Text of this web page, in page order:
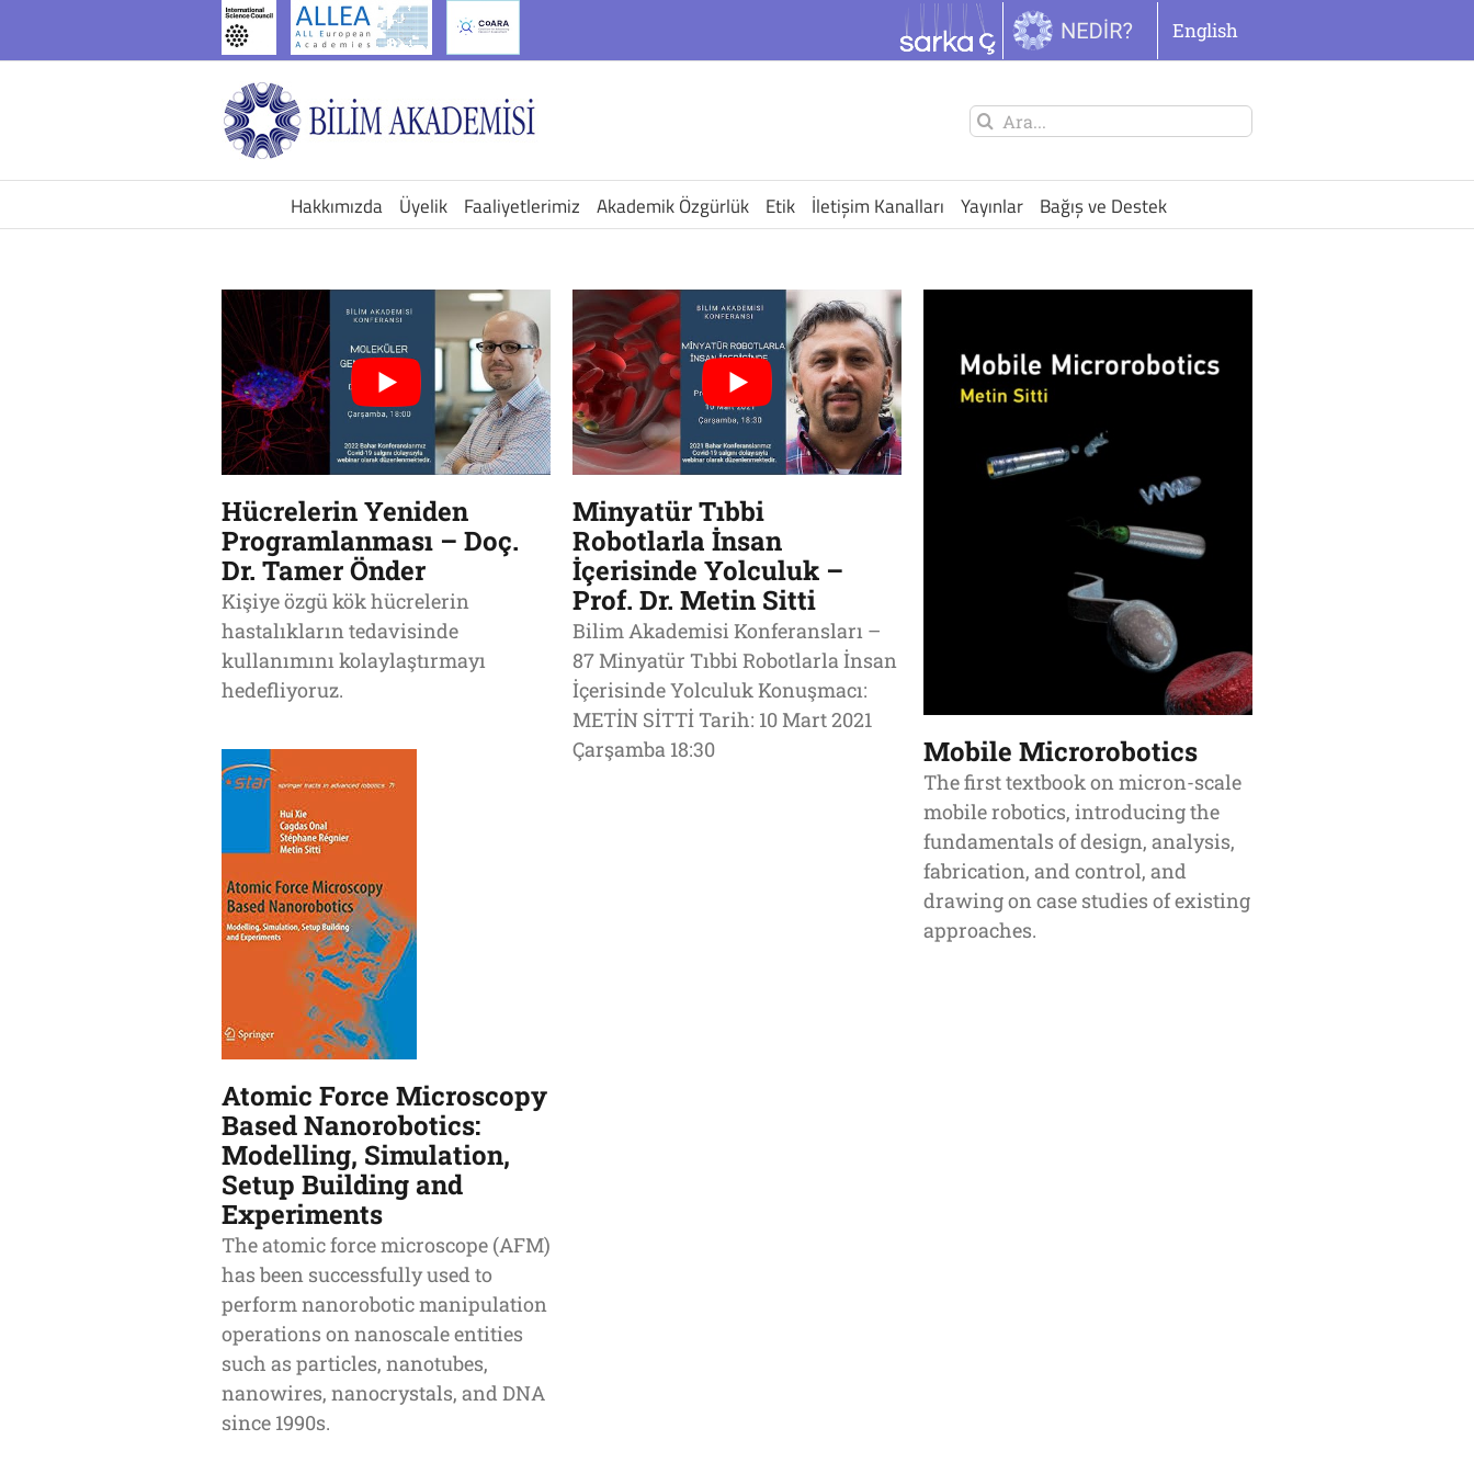
English
Şunu
Hakkımızda Üyelik Faaliyetlerimiz Akademik Özgürlük Etik İletişim Kanalları Yayınlar Bağış ve Destek
Hücrelerin Yeniden
Programlanması – Doç.
Dr. Tamer Önder
Kişiye özgü kök hücrelerin
hastalıkların tedavisinde
kullanımını kolaylaştırmayı
hedefliyoruz.
Minyatür Tıbbi
Robotlarla İnsan
İçerisinde Yolculuk –
Prof. Dr. Metin Sitti
Bilim Akademisi Konferansları –
87 Minyatür Tıbbi Robotlarla İnsan
İçerisinde Yolculuk Konuşmacı:
METİN SİTTİ Tarih: 10 Mart 2021
Çarşamba 18:30
Mobile Microrobotics
The first textbook on micron-scale
mobile robotics, introducing the
fundamentals of design, analysis,
fabrication, and control, and
drawing on case studies of existing
approaches.
Atomic Force Microscopy
Based Nanorobotics:
Modelling, Simulation,
Setup Building and
Experiments
The atomic force microscope (AFM)
has been successfully used to
perform nanorobotic manipulation
operations on nanoscale entities
such as particles, nanotubes,
nanowires, nanocrystals, and DNA
since 1990s.